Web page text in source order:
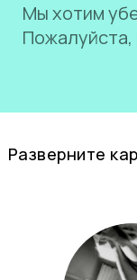
Мы хотим
Пожалуйста,
Разверните